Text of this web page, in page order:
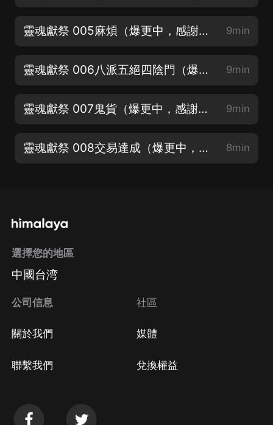
靈魂獻祭 005麻煩（爆更中，感謝關注+訂閱收聽） 9min
靈魂獻祭 006八派五絕四陰門（爆更中，感謝關注+訂閱收聽） 9min
靈魂獻祭 007鬼貨（爆更中，感謝關注+訂閱收聽） 9min
靈魂獻祭 008交易達成（爆更中，感謝關注+訂閱收聽） 8min
選擇您的地區
中國台湾
公司信息
關於我們
聯繫我們
社區
媒體
兌換權益